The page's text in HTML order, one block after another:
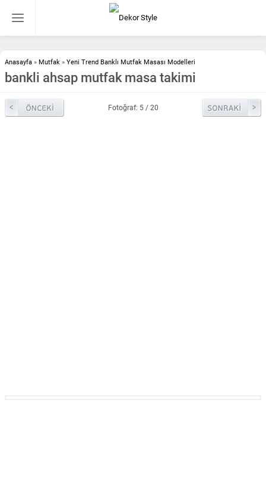
Anasayfa » Mutfak » Yeni Trend Banklı Mutfak Masası Modelleri
bankli ahsap mutfak masa takimi
Fotoğraf: 5 / 20